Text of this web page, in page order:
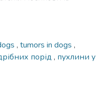
, tumors in dogs ,
порід , пухлини у